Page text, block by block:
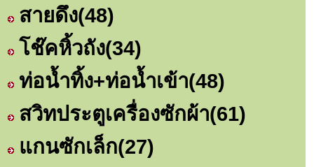
สายดึง(48)
โช๊คหิ้วถัง(34)
ท่อน้ำทิ้ง+ท่อน้ำเข้า(48)
สวิทประตูเครื่องซักผ้า(61)
แกนซักเล็ก(27)